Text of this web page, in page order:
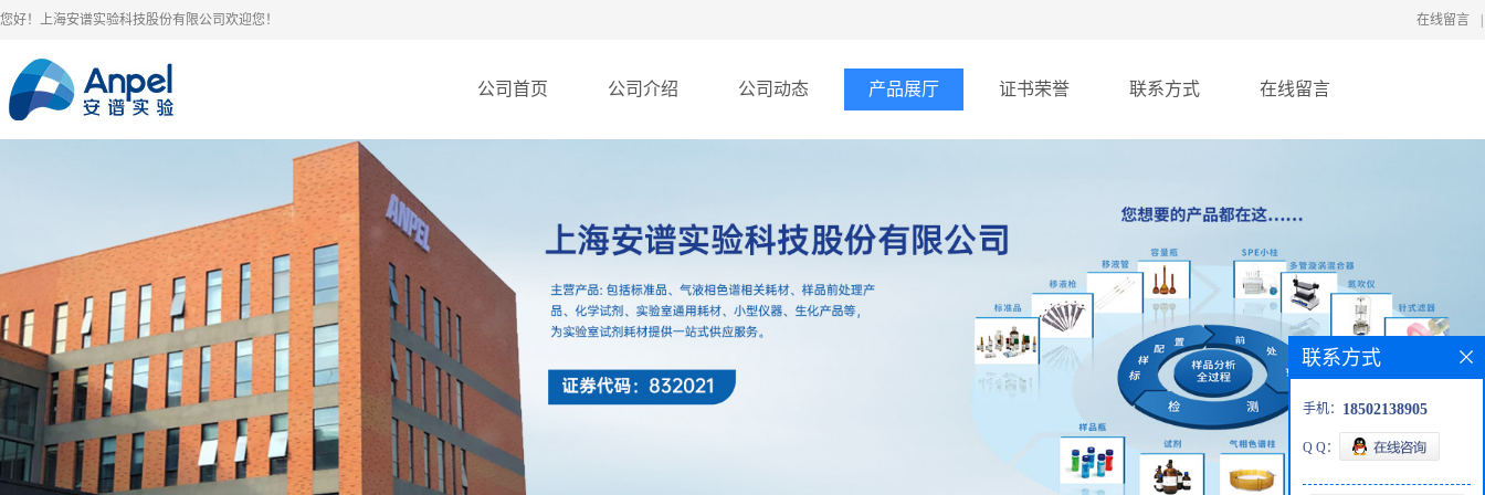
您好！上海安谱实验科技股份有限公司欢迎您！ 在线留言
公司首页 公司介绍 公司动态 产品展厅 证书荣誉 联系方式 在线留言
联系方式
手机： 18502138905
Q Q：